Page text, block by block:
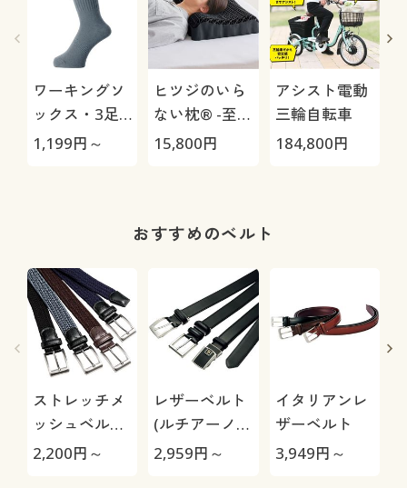
ワーキングソ
ックス・3足
組
1,199円～
ヒツジのいら
ない枕® -至
極-
15,800円
アシスト電動
三輪自転車
184,800円
おすすめのベルト
ストレッチメ
ッシュベルト
(CUPC)
2,200円～
レザーベルト
(ルチアーノ
バレンチノ)
2,959円～
イタリアンレ
ザーベルト
3,949円～